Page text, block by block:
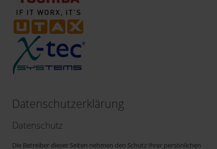
Datenschutzerklärung
Datenschutz
Die Betreiber dieser Seiten nehmen den Schutz Ihrer persönlichen